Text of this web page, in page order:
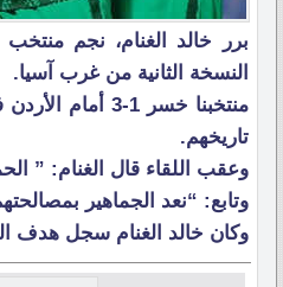
برر خالد الغنام، نجم
النسخة الثانية من غرب آسيا.
منتخبنا خسر
تاريخهم.
وعقب اللقاء قال الغنام: ”
وتابع: “نعد الجماهير
وكان خالد الغنام سجل هدف المنتخب